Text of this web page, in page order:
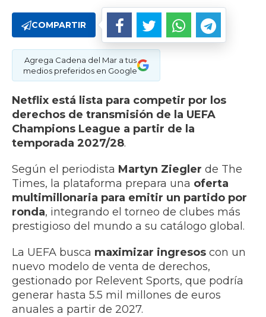
COMPARTIR
Agrega Cadena del Mar a tus
medios preferidos en Google
Netflix está lista para competir por los
derechos de transmisión de la UEFA
Champions League a partir de la
temporada 2027/28.
Según el periodista Martyn Ziegler de The
Times, la plataforma prepara una oferta
multimillonaria para emitir un partido por
ronda, integrando el torneo de clubes más
prestigioso del mundo a su catálogo global.
La UEFA busca maximizar ingresos con un
nuevo modelo de venta de derechos,
gestionado por Relevent Sports, que podría
generar hasta 5.5 mil millones de euros
anuales a partir de 2027.